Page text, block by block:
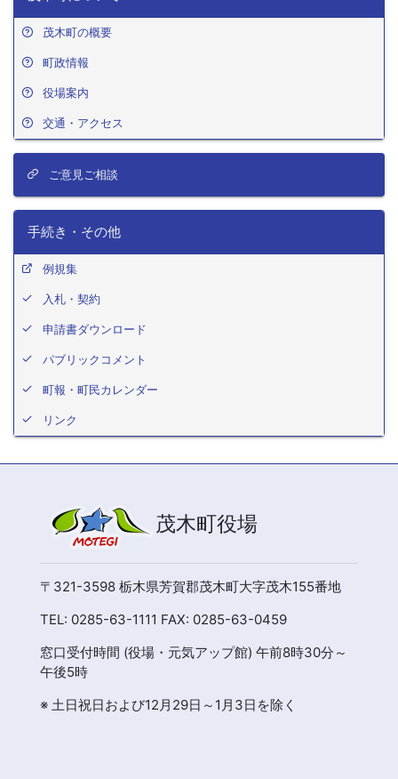
茂木町の概要
町政情報
役場案内
交通・アクセス
ご意見ご相談
手続き・その他
例規集
入札・契約
申請書ダウンロード
パブリックコメント
町報・町民カレンダー
リンク
茂木町役場
〒321-3598 栃木県芳賀郡茂木町大字茂木155番地
TEL: 0285-63-1111 FAX: 0285-63-0459
窓口受付時間 (役場・元気アップ館) 午前8時30分～
午後5時
※ 土日祝日および12月29日～1月3日を除く